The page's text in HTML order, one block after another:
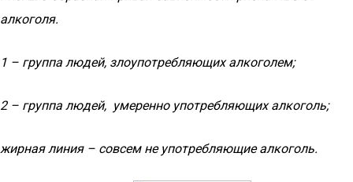
алкоголя.
1 – группа людей, злоупотребляющих алкоголем;
2 – группа людей, умеренно употребляющих алкоголь;
жирная линия – совсем не употребляющие алкоголь.